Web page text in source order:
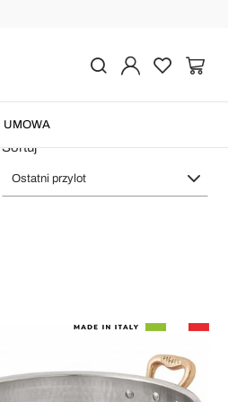
UMOWA
Sortuj
Ostatni przylot